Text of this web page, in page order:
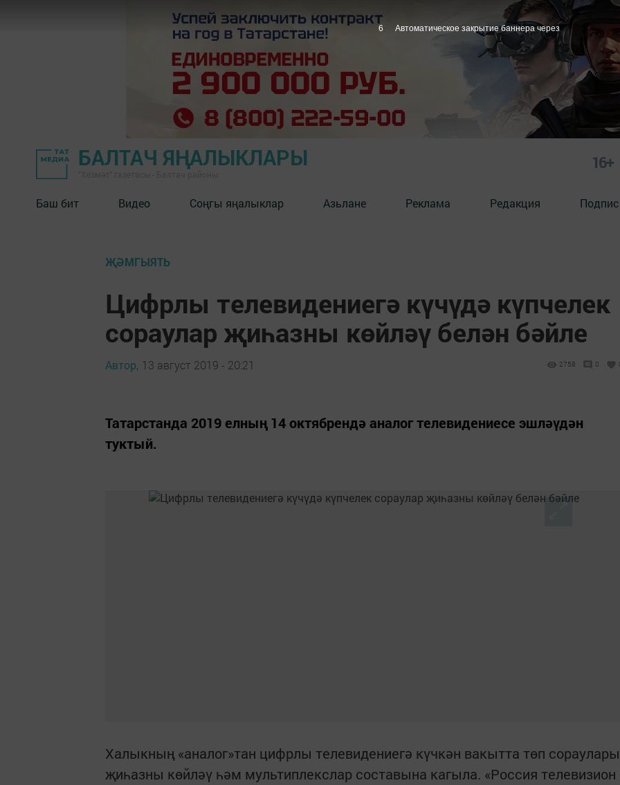
БАЛТАЧ ЯҢАЛЫКЛАРЫ 16+
Баш бит Видео Соңгы яңалыклар Азьлане Реклама Редакция
ҖӘМГЫЯТЬ
Цифрлы телевидениегә күчүдә күпчелек
сораулар җиһазны көйләү белән бәйле
Автор, 13 август 2019 - 20:21 2758 0
Татарстанда 2019 елның 14 октябрендә аналог телевидениесе эшләүдән
туктый.
Халыкның «аналог»тан цифрлы телевидениегә күчкән вакытта төп сораулары
җиһазны көйләү һәм мультиплекслар составына кагыла. «Россия телевизион
5 Автоматическое закрытие баннера через